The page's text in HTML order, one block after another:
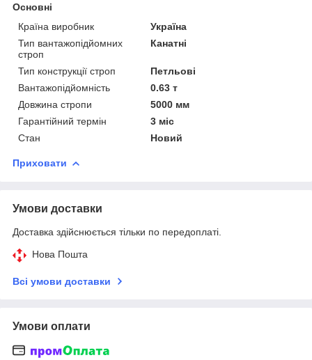
Основні
Країна виробник
Україна
Тип вантажопідйомних
строп
Канатні
Тип конструкції строп
Петльові
Вантажопідйомність
0.63 т
Довжина стропи
5000 мм
Гарантійний термін
3 міс
Стан
Новий
Приховати
Умови доставки
Доставка здійснюється тільки по передоплаті.
Нова Пошта
Всі умови доставки
Умови оплати